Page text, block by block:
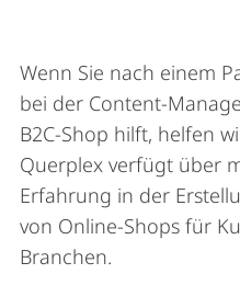
Wenn Sie nach einem
bei der Content-
B2C-Shop hilft, helfen
Querplex verfügt über
Erfahrung in der
von Online-Shops für
Branchen.